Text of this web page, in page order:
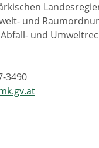
und
und
3490